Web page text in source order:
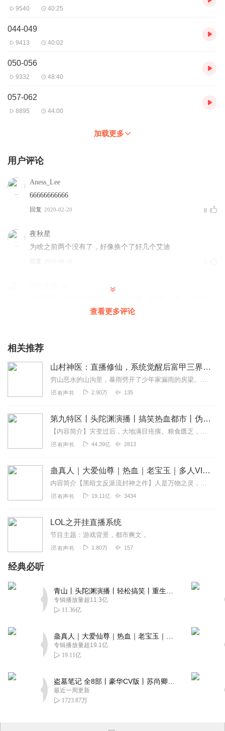
9540 40:25
044-049
9413 40:02
050-056
9332 48:40
057-062
8895 44:00
加载更多
用户评论
Aness_Lee
66666666666
回复 2020-02-20 8
夜秋星
为啥之前两个没有了，好像换个了好几个艾迪
回复
水逆退散1
原来的怎么了？换了ID?
2020-12-29
6666666666
2020-12-13
主播本来看到你只更新了80多级本来还想养肥了在听，没注
意开一级的时间让我这个星期闹书荒
原神丶
原来的那个怎么没了！！！
速度感觉
2022-08-16
作者真良心这么好听的书这人不要会员不要收费是免费的书
良心作者
2021-10-23
北城南笙_yh
十分支持一下 多更新一点
查看更多评论
相关推荐
山村神医：直播修仙，系统觉醒后富甲三界｜系统开挂逆袭｜直播爽点密集
穷山恶水的山沟里，暴雨劈开了少年家漏雨的房梁。他指着天幕怒喝三声，掌心突然浮现带血的古篆纹印。邪医禁术在血脉中苏醒，能辨百草可断生死。恶霸抢地？银针封穴让他跪...
有声书 2.90万 135
第九特区丨头陀渊演播丨搞笑热血都市丨伪戒丨VIP免费多人有声剧
【内容简介】灾变过后，大地满目疮痍。粮食匮乏，资源紧俏，局势混乱……一位从待规划区杀出来的青年，背对着漫天黄沙，孤身来到九区谋生，却不曾想偶然结识三五好友，一念...
有声书 44.39亿 2813
蛊真人｜大爱仙尊｜热血｜老宝玉｜多人VIP免费有声剧
内容简介【黑暗文反派流封神之作】人是万物之灵，蛊是天地真精。一个穿越者不断重生的故事。一个养蛊、炼蛊、用蛊的奇特世界。配音组（男角色）老宝玉旁白...
有声书 19.11亿 3434
LOL之开挂直播系统
节目主题：游戏背景，都市爽文，
有声书 1.80万 157
经典必听
专辑播放量超11.3亿
11.36亿
专辑播放量超19.1亿
19.11亿
最近一周更新
1723.87万